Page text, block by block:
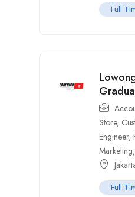
Full
Store,
Engineer,
Marketing,
Full